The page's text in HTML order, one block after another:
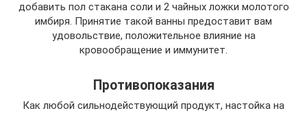
добавить пол стакана соли и 2 чайных ложки молотого
имбиря. Принятие такой ванны предоставит вам
удовольствие, положительное влияние на
кровообращение и иммунитет.
Противопоказания
Как любой сильнодействующий продукт, настойка на